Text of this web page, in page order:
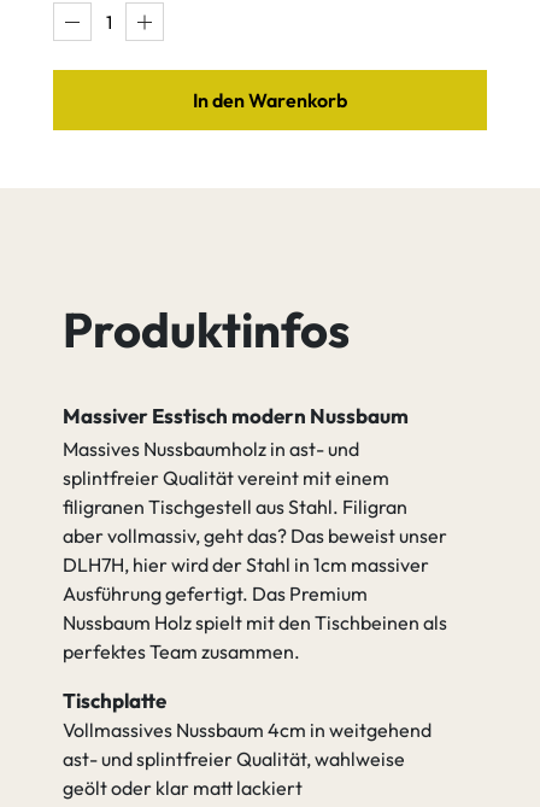
Amara
Nussbaum
Nussbaum
Nussbaum
Umber
Nussbaum
weiß
gehen zu Spezifikation
Pulver
In den Warenkorb
Produktinfos
Massiver Esstisch modern Nussbaum
Massives Nussbaumholz in ast- und
splintfreier Qualität vereint mit einem
filigranen Tischgestell aus Stahl. Filigran
aber vollmassiv, geht das? Das beweist unser
DLH7H, hier wird der Stahl in 1cm massiver
Ausführung gefertigt. Das Premium
Nussbaum Holz spielt mit den Tischbeinen als
perfektes Team zusammen.
Tischplatte
Vollmassives Nussbaum 4cm in weitgehend
ast- und splintfreier Qualität, wahlweise
geölt oder klar matt lackiert